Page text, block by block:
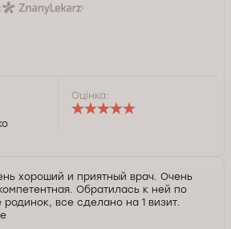
Оцінка:
хороший и приятный врач. Очень
Обратилась к ней по
родинок, все сделано на 1 визит.